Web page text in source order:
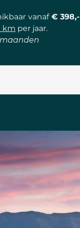
vanaf€ 398,-
km per jaar.